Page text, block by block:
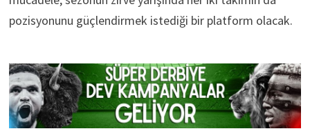
pozisyonunu güçlendirmek istediği bir platform olacak.